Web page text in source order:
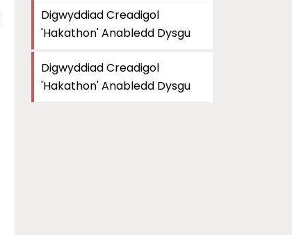
Digwyddiad Creadigol
'Hakathon' Anabledd Dysgu
Digwyddiad Creadigol
'Hakathon' Anabledd Dysgu